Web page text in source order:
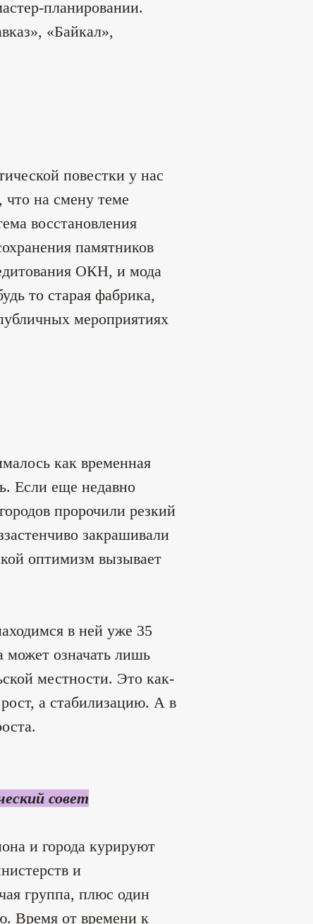
планировании.
«Байкал»,
повестки у нас
что на смену теме
восстановления
памятников
ОКН, и мода
то старая фабрика,
мероприятиях
как временная
Если еще недавно
пророчили резкий
закрашивали
оптимизм вызывает
в ней уже 35
может означать лишь
местности. Это как-
а стабилизацию. А в
совет
и города курируют
и
группа, плюс один
Время от времени к